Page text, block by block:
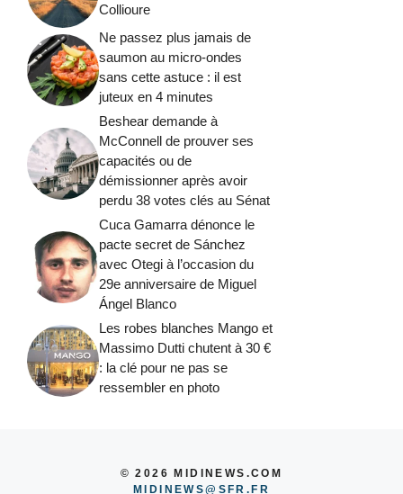
Collioure
Ne passez plus jamais de
saumon au micro-ondes
sans cette astuce : il est
juteux en 4 minutes
Beshear demande à
McConnell de prouver ses
capacités ou de
démissionner après avoir
perdu 38 votes clés au Sénat
Cuca Gamarra dénonce le
pacte secret de Sánchez
avec Otegi à l’occasion du
29e anniversaire de Miguel
Ángel Blanco
Les robes blanches Mango et
Massimo Dutti chutent à 30 €
: la clé pour ne pas se
ressembler en photo
© 2026 MIDINEWS.COM
MIDINEWS@SFR.FR